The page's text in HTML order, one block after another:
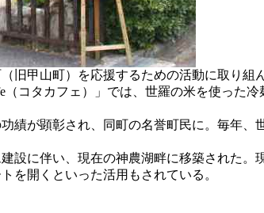
旧甲山町）を応援するための活動に取り組
コタカフェ）」では、世羅の米を使った
が顕彰され、同町の名誉町民に。毎年、
設に伴い、現在の神農湖畔に移築された
を開くといった活用もされている。